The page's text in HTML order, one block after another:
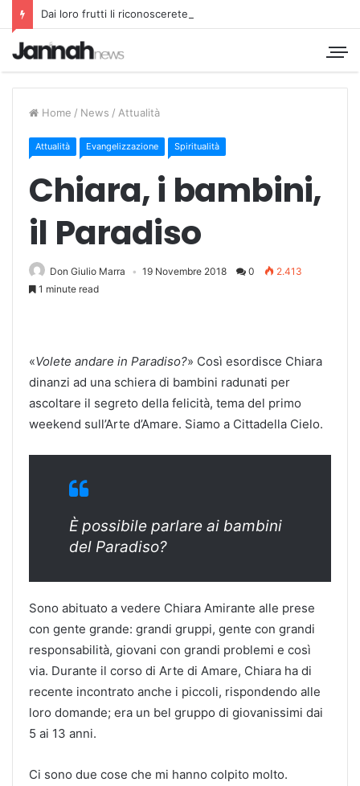
Dai loro frutti li riconoscerete
Home / News / Attualità
Attualità Evangelizzazione Spiritualità
Chiara, i bambini,
il Paradiso
Don Giulio Marra 19 Novembre 2018 0
2.413
1 minute read
«Volete andare in Paradiso?» Così esordisce Chiara
dinanzi ad una schiera di bambini radunati per
ascoltare il segreto della felicità, tema del primo
weekend sull’Arte d’Amare. Siamo a Cittadella Cielo.
È possibile parlare ai bambini
del Paradiso?
Sono abituato a vedere Chiara Amirante alle prese
con gente grande: grandi gruppi, gente con grandi
responsabilità, giovani con grandi problemi e così
via. Durante il corso di Arte di Amare, Chiara ha di
recente incontrato anche i piccoli, rispondendo alle
loro domande; era un bel gruppo di giovanissimi dai
5 ai 13 anni.
Ci sono due cose che mi hanno colpito molto.